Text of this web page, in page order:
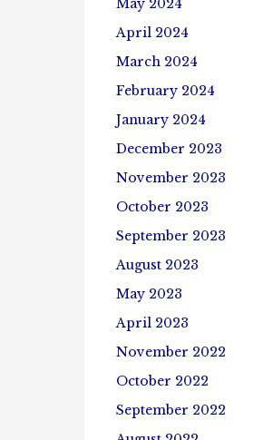
May 2024
April 2024
March 2024
February 2024
January 2024
December 2023
November 2023
October 2023
September 2023
August 2023
May 2023
April 2023
November 2022
October 2022
September 2022